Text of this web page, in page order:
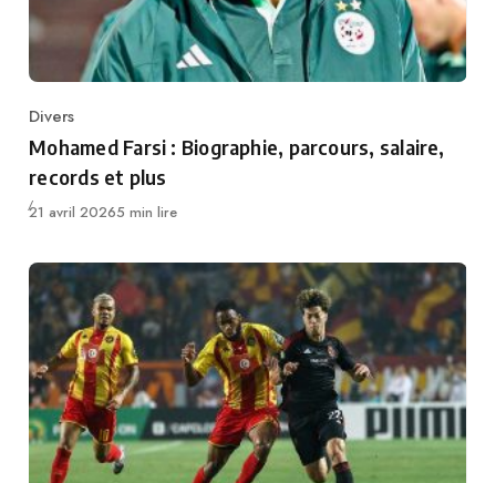
Category
Divers
Mohamed Farsi : Biographie, parcours, salaire,
records et plus
Publié
21 avril 20265 min lire